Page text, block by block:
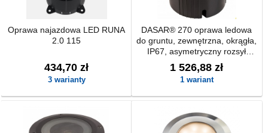
Oprawa najazdowa LED RUNA
2.0 115
434,70 zł
3 warianty
DASAR® 270 oprawa ledowa
do gruntu, zewnętrzna, okrągła,
IP67, asymetryczny rozsył
światła
1 526,88 zł
1 wariant